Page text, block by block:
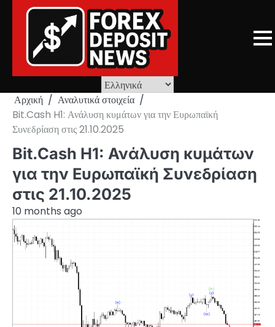
Αρχική
Αναλυτικά στοιχεία
Bit.Cash H1: Ανάλυση κυμάτων για την Ευρωπαϊκή
Συνεδρίαση στις 21.10.2025
Bit.Cash H1: Ανάλυση κυμάτων
για την Ευρωπαϊκή Συνεδρίαση
στις 21.10.2025
10 months ago